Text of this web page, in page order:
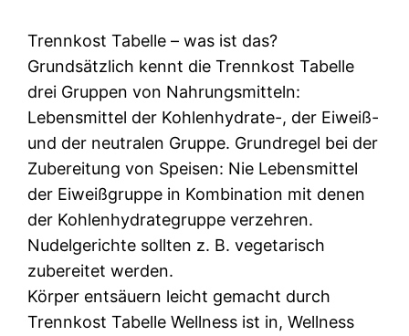
Trennkost Tabelle – was ist das?
Grundsätzlich kennt die Trennkost Tabelle
drei Gruppen von Nahrungsmitteln:
Lebensmittel der Kohlenhydrate-, der Eiweiß-
und der neutralen Gruppe. Grundregel bei der
Zubereitung von Speisen: Nie Lebensmittel
der Eiweißgruppe in Kombination mit denen
der Kohlenhydrategruppe verzehren.
Nudelgerichte sollten z. B. vegetarisch
zubereitet werden.
Körper entsäuern leicht gemacht durch
Trennkost Tabelle Wellness ist in, Wellness